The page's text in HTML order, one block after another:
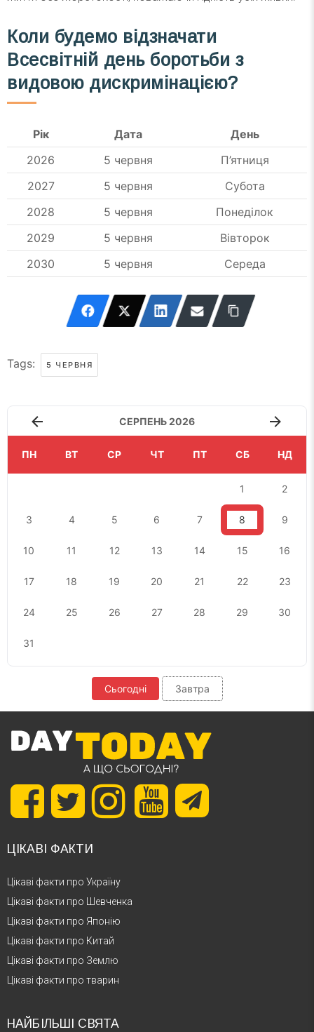
Коли будемо відзначати
Всесвітній день боротьби з
видовою дискримінацією?
Рік Дата
День
2026
5 червня
П’ятниця
2027
5 червня
Субота
2028
5 червня
Понеділок
2029
5 червня
Вівторок
2030
5 червня Середа
Tags: 5 ЧЕРВНЯ
СЕРПЕНЬ 2026
ПН ВТ СР ЧТ ПТ СБ НД
1 2
3 4 5 6 7 8 9
10 11 12 13 14 15 16
17 18 19 20 21 22 23
24 25 26 27 28 29 30
31
Сьогодні Завтра
ЦІКАВІ ФАКТИ
Цікаві факти про Україну
Цікаві факти про Шевченка
Цікаві факти про Японію
Цікаві факти про Китай
Цікаві факти про Землю
Цікаві факти про тварин
НАЙБІЛЬШІ СВЯТА